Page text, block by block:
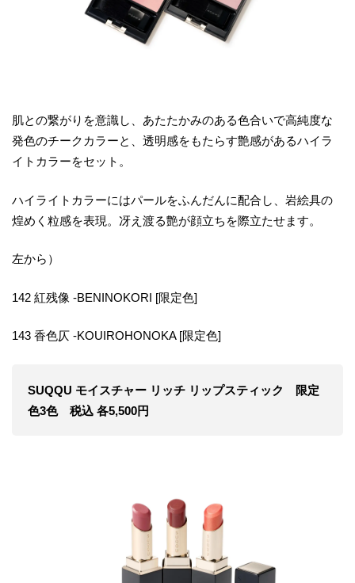
肌との繋がりを意識し、あたたかみのある色合いで高純度な
発色のチークカラーと、透明感をもたらす艶感があるハイラ
イトカラーをセット。
ハイライトカラーにはパールをふんだんに配合し、岩絵具の
煌めく粒感を表現。冴え渡る艶が顔立ちを際立たせます。
左から）
142 紅残像 -BENINOKORI [限定色]
143 香色仄 -KOUIROHONOKA [限定色]
SUQQU モイスチャー リッチ リップスティック 限定
色3色 税込 各5,500円